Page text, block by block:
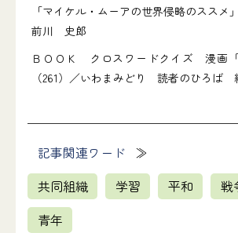
「マイケル・ムーアの世界侵略のススメ」
前川 史郎
ＢＯＯＫ クロスワードクイズ 漫画「
（261）／いわまみどり 読者のひろば
記事関連ワード
共同組織
学習 平和 戦
青年